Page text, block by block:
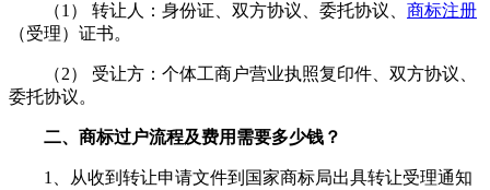
（1） 转让人：身份证、双方协议、委托协议、 商标注册
（受理）证书。
（2） 受让方：个体工商户营业执照复印件、双方协议、
委托协议。
二、商标过户流程及费用需要多少钱？
1、从收到转让申请文件到国家商标局出具转让受理通知